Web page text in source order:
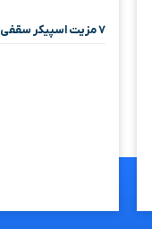
۷ مزیت اسپیکر سقفی هوشمند در معماری خانه‌ های مدرن